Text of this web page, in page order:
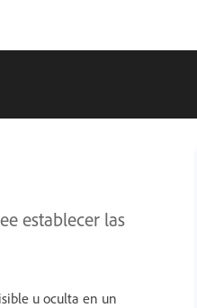
establecer las
u oculta en un